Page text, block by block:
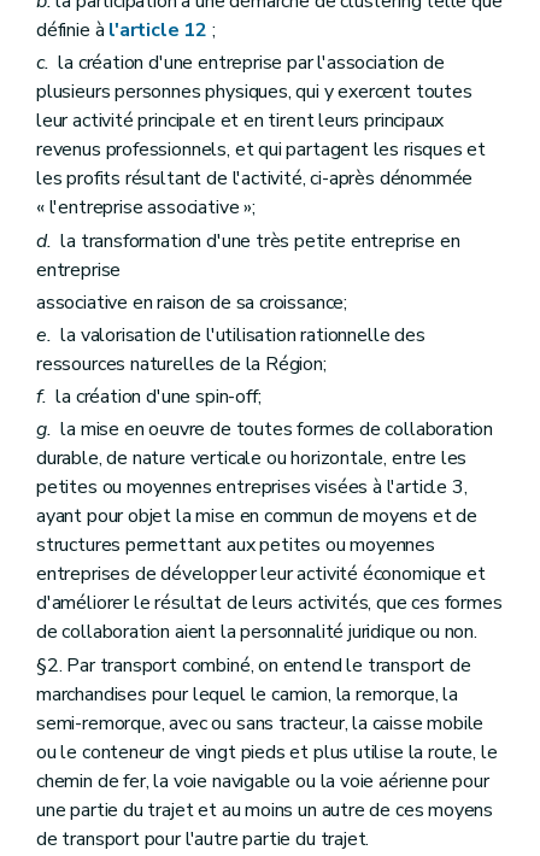
définie à l'article 12 ;
c. la création d'une entreprise par l'association de
plusieurs personnes physiques, qui y exercent toutes
leur activité principale et en tirent leurs principaux
revenus professionnels, et qui partagent les risques et
les profits résultant de l'activité, ci-après dénommée
« l'entreprise associative »;
d. la transformation d'une très petite entreprise en
entreprise
associative en raison de sa croissance;
e. la valorisation de l'utilisation rationnelle des
ressources naturelles de la Région;
f. la création d'une spin-off;
g. la mise en oeuvre de toutes formes de collaboration
durable, de nature verticale ou horizontale, entre les
petites ou moyennes entreprises visées à l'article 3,
ayant pour objet la mise en commun de moyens et de
structures permettant aux petites ou moyennes
entreprises de développer leur activité économique et
d'améliorer le résultat de leurs activités, que ces formes
de collaboration aient la personnalité juridique ou non.
§2. Par transport combiné, on entend le transport de
marchandises pour lequel le camion, la remorque, la
semi-remorque, avec ou sans tracteur, la caisse mobile
ou le conteneur de vingt pieds et plus utilise la route, le
chemin de fer, la voie navigable ou la voie aérienne pour
une partie du trajet et au moins un autre de ces moyens
de transport pour l'autre partie du trajet.